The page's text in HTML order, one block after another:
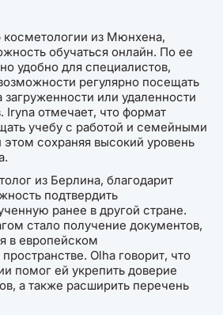
косметологии из Мюнхена,
обучаться онлайн. По ее
удобно для специалистов,
регулярно посещать
загруженности или удаленности
Iryna отмечает, что формат
учебу с работой и семейными
сохраняя высокий уровень
из Берлина, благодарит
подтвердить
ранее в другой стране.
стало получение документов,
в европейском
Olha говорит, что
помог ей укрепить доверие
а также расширить перечень